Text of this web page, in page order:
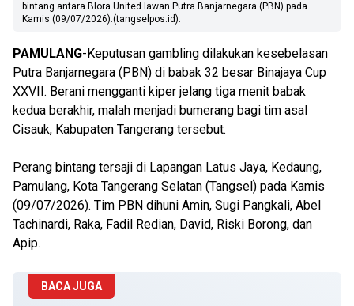
bintang antara Blora United lawan Putra Banjarnegara (PBN) pada
Kamis (09/07/2026).(tangselpos.id).
PAMULANG-Keputusan gambling dilakukan kesebelasan
Putra Banjarnegara (PBN) di babak 32 besar Binajaya Cup
XXVII. Berani mengganti kiper jelang tiga menit babak
kedua berakhir, malah menjadi bumerang bagi tim asal
Cisauk, Kabupaten Tangerang tersebut.
Perang bintang tersaji di Lapangan Latus Jaya, Kedaung,
Pamulang, Kota Tangerang Selatan (Tangsel) pada Kamis
(09/07/2026). Tim PBN dihuni Amin, Sugi Pangkali, Abel
Tachinardi, Raka, Fadil Redian, David, Riski Borong, dan
Apip.
BACA JUGA